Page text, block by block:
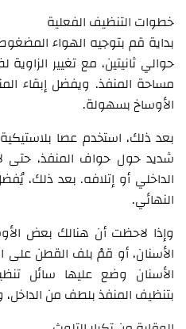
خطوات التنظيف الفعلية
بداية قم بتوجيه الهواء
حوالي ثانيتين، مع تغيير
مساحة المنفذ. ويفضل إبقاء
الأوساخ بسهولة.
بعد ذلك، استخدم عصا
شديد حول حواف المنفذ، حتى
الداخلي أو إتلافه. بعد ذلك،
النهائي.
وإذا لاحظت أن هنالك بعض
الأسنان، أو قمْ بلف القطن على
الأسنان وضع عليها سائل
بتنظيف المنفذ بلطف من